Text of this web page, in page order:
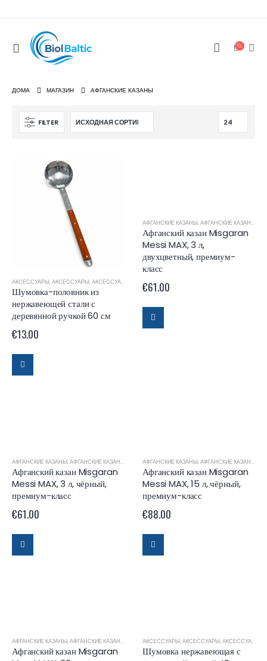
ДОМА МАГАЗИН АФГАНСКИЕ КАЗАНЫ
FILTER
АКСЕССУАРЫ, АКСЕССУАРЫ, АКСЕССУАРЫ ДЛЯ КАЗАНОВ ,
Шумовка-половник из
нержавеющей стали с
деревянной ручкой 60 см
€13.00
АФГАНСКИЕ КАЗАНЫ, АФГАНСКИЕ КАЗАНЫ MISGARAN
Афганский казан Misgaran
Messi MAX, 3 л,
двухцветный, премиум-
класс
€61.00
АФГАНСКИЕ КАЗАНЫ, АФГАНСКИЕ КАЗАНЫ MISGARAN
Афганский казан Misgaran
Messi MAX, 3 л, чёрный,
премиум-класс
€61.00
АФГАНСКИЕ КАЗАНЫ, АФГАНСКИЕ КАЗАНЫ MISGARAN
Афганский казан Misgaran
Messi MAX, 15 л, чёрный,
премиум-класс
€88.00
АФГАНСКИЕ КАЗАНЫ, АФГАНСКИЕ КАЗАНЫ MISGARAN
Афганский казан Misgaran
АКСЕССУАРЫ, АКСЕССУАРЫ, АКСЕССУАРЫ ДЛЯ КАЗАНОВ
Шумовка нержавеющая с